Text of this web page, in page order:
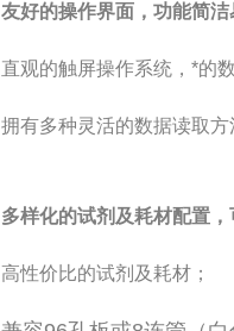
友好的操作界面，功能简洁
直观的触屏操作系统，*的
拥有多种灵活的数据读取
多样化的试剂及耗材配置
高性价比的试剂及耗材；